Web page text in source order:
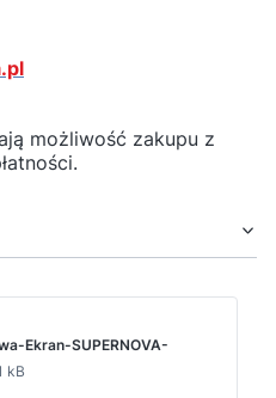
możliwość zakupu z
Ekran-SUPERNOVA-
kB